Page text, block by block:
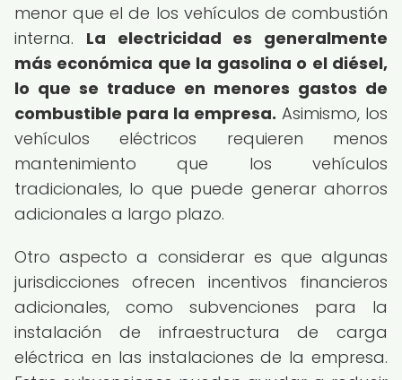
menor que el de los vehículos de combustión
interna. La electricidad es generalmente
más económica que la gasolina o el diésel,
lo que se traduce en menores gastos de
combustible para la empresa. Asimismo, los
vehículos eléctricos requieren menos
mantenimiento que los vehículos
tradicionales, lo que puede generar ahorros
adicionales a largo plazo.
Otro aspecto a considerar es que algunas
jurisdicciones ofrecen incentivos financieros
adicionales, como subvenciones para la
instalación de infraestructura de carga
eléctrica en las instalaciones de la empresa.